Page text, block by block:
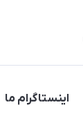
اینستاگرام ما